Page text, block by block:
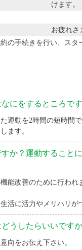
けます。
お疲れさ
の手続きを行い、ス
にをするところで
運動を2時間の短時間
ます。
か？運動すること
能改善のために行わ
活に活力やメリハリが
うしたらいいですか
向をお伝え下さい。